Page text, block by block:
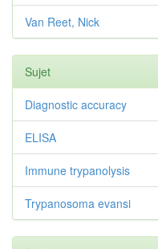
Van Reet, Nick
Sujet
Diagnostic accuracy
ELISA
Immune trypanolysis
Trypanosoma evansi